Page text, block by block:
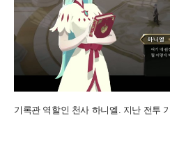
기록관 역할인 천사 하니엘. 지난 전투